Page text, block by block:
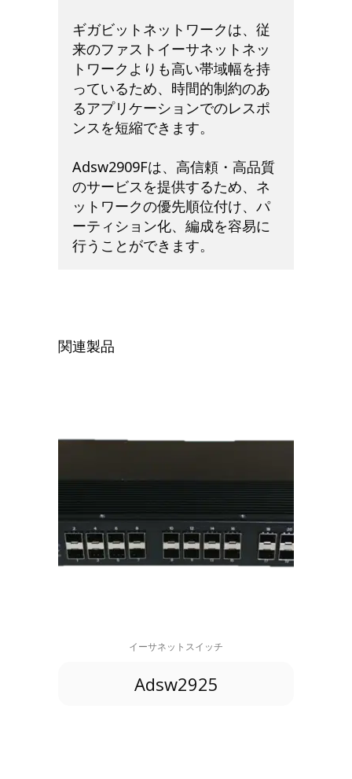
ギガビットネットワークは、従
来のファストイーサネットネッ
トワークよりも高い帯域幅を持
っているため、時間的制約のあ
るアプリケーションでのレスポ
ンスを短縮できます。
Adsw2909Fは、高信頼・高品質
のサービスを提供するため、ネ
ットワークの優先順位付け、パ
ーティション化、編成を容易に
行うことができます。
関連製品
イーサネットスイッチ
Adsw2925